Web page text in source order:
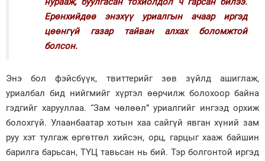
Ерөнхийдөө энэхүү уриалгын ачаар иргэд
цөөнгүй газар тайван алхах боломжтой
болсон.
Энэ бол фэйсбүүк, твиттерийг зөв зүйлд ашиглаж,
уриалбал бид нийгмийг хүртэл өөрчилж болохоор байна
гэдгийг харууллаа. “Зам чөлөөл” уриалгийг ингээд орхиж
болохгүй. Улаанбаатар хотын хаа сайгүй явган хүний зам
руу хэт тулгаж өргөтгөл хийсэн, орц, гарцыг хааж байшин
барилга барьсан, ТҮЦ тавьсан нь бий. Тэр болгонтой иргэд